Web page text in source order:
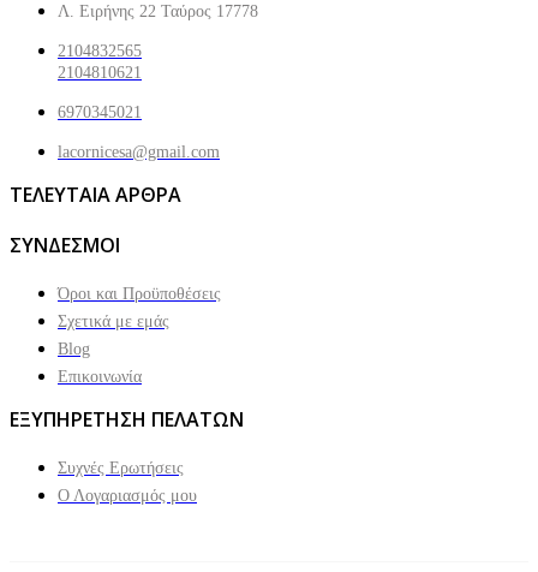
Λ. Ειρήνης 22 Ταύρος 17778
2104832565
2104810621
6970345021
lacornicesa@gmail.com
ΤΕΛΕΥΤΑΙΑ ΑΡΘΡΑ
ΣΥΝΔΕΣΜΟΙ
Όροι και Προϋποθέσεις
Σχετικά με εμάς
Blog
Επικοινωνία
ΕΞΥΠΗΡΕΤΗΣΗ ΠΕΛΑΤΩΝ
Συχνές Ερωτήσεις
Ο Λογαριασμός μου